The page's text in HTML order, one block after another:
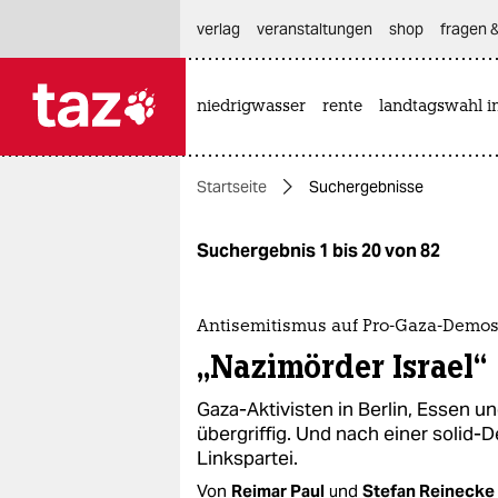
themen
politik
gesellschaft
kultur
sport
verlag
veranstaltungen shop fragen
niedrigwasser rente landtagswahl
Startseite Suchergebnisse
Suchergebnis 1 bis 20 von 82
Antisemitismus auf Pro-Gaza-Demos
„Nazimörder Israel“
Gaza-Aktivisten in Berlin, Essen
übergriffig. Und nach einer solid-
Linkspartei.
Von Reimar Paul und Stefan Reinecke